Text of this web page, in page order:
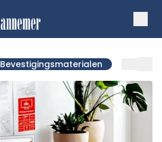
Bevestigingsmaterialen